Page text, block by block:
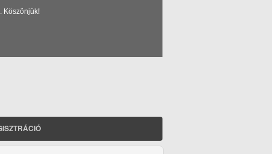
Köszönjük!